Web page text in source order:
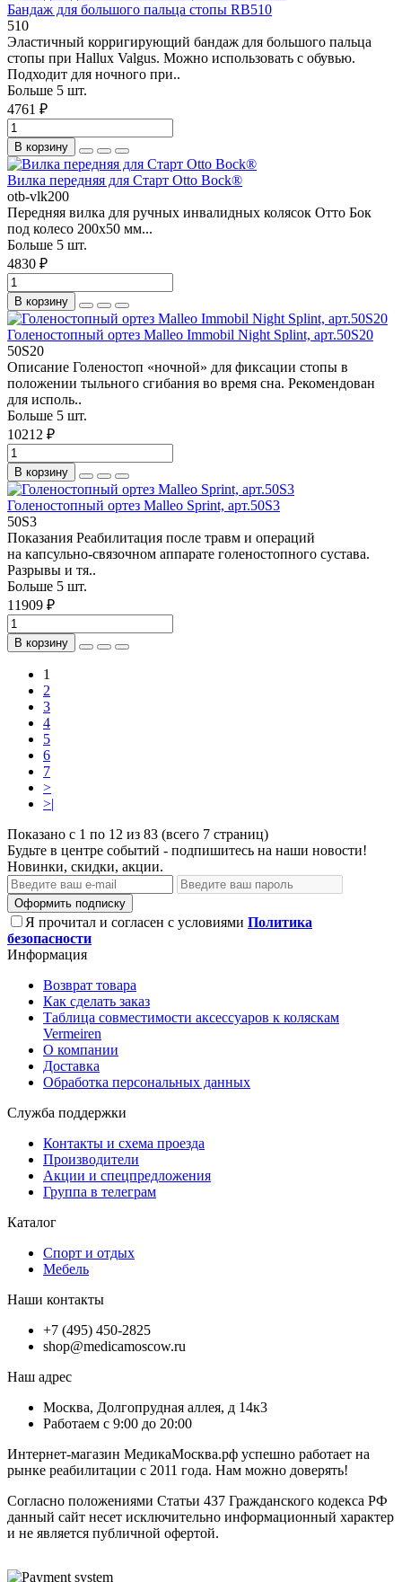
Бандаж для большого пальца стопы RB510
510
Эластичный корригирующий бандаж для большого пальца
стопы при Hallux Valgus. Можно использовать с обувью.
Подходит для ночного при..
Больше 5 шт.
4761 ₽
В корзину
Вилка передняя для Старт Otto Bock®
otb-vlk200
Передняя вилка для ручных инвалидных колясок Отто Бок
под колесо 200х50 мм...
Больше 5 шт.
4830 ₽
В корзину
Голеностопный ортез Malleo Immobil Night Splint, арт.50S20
50S20
Описание Голеностоп «ночной» для фиксации стопы в
положении тыльного сгибания во время сна. Рекомендован
для исполь..
Больше 5 шт.
10212 ₽
В корзину
Голеностопный ортез Malleo Sprint, арт.50S3
50S3
Показания Реабилитация после травм и операций
на капсульно-связочном аппарате голеностопного сустава.
Разрывы и тя..
Больше 5 шт.
11909 ₽
В корзину
1
2
3
4
5
6
7
>
>|
Показано с 1 по 12 из 83 (всего 7 страниц)
Будьте в центре событий - подпишитесь на наши новости!
Новинки, скидки, акции.
Оформить подписку
Я прочитал и согласен с условиями Политика
безопасности
Информация
Возврат товара
Как сделать заказ
Таблица совместимости аксессуаров к коляскам
Vermeiren
О компании
Доставка
Обработка персональных данных
Служба поддержки
Контакты и схема проезда
Производители
Акции и спецпредложения
Группа в телеграм
Каталог
Спорт и отдых
Мебель
Наши контакты
+7 (495) 450-2825
shop@medicamoscow.ru
Наш адрес
Москва, Долгопрудная аллея, д 14к3
Работаем с 9:00 до 20:00
Интернет-магазин МедикаМосква.рф успешно работает на
рынке реабилитации с 2011 года. Нам можно доверять!
Согласно положениями Статьи 437 Гражданского кодекса РФ
данный сайт несет исключительно информационный характер
и не является публичной офертой.